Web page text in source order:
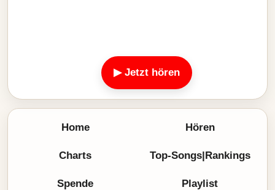
▶ Jetzt hören
Home Hören
Charts Top-Songs|Rankings
Spende Playlist